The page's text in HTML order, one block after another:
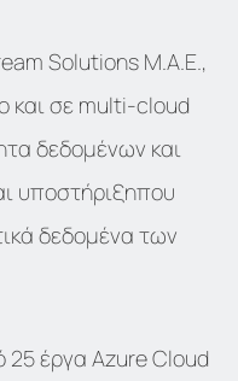
Solutions Μ.A.E.,
και σε multi-cloud
δεδομένων και
υποστήριξηπου
δεδομένα των
25 έργα Azure Cloud